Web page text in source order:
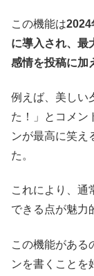
この機能は2024
に導入され、最
感情を投稿に加
例えば、美しい
た！」とコメン
ンが最高に笑え
た。
これにより、通
できる点が魅力
この機能がある
ンを書くことを